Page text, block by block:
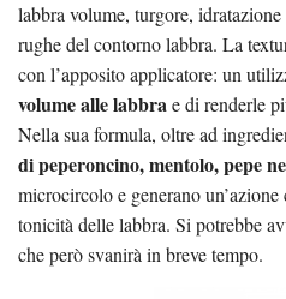
labbra volume, turgore,
rughe del contorno labbra. La
con l’apposito applicatore: un
volume alle labbrae di renderle
Nella sua formula, oltre ad
di peperoncino, mentolo, pepe
microcircolo e generano
tonicità delle labbra. Si potrebbe
che però svanirà in breve tempo.